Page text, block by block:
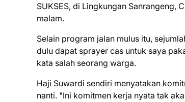
SUKSES, di Lingkungan Sanrangeng,
malam.
Selain program jalan mulus itu,
dulu dapat sprayer cas untuk saya
kata salah seorang warga.
Haji Suwardi sendiri menyatakan
nanti. "Ini komitmen kerja nyata tak